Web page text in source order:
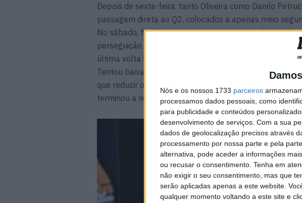
Nós e os nossos 1733 parceiros
processamos dados pessoais, como
para publicidade e conteúdos
desenvolvimento de serviços. Com a sua
dados de geolocalização precisos através
processamento por nossa parte e pela
alternativa, pode aceder a informações
ou recusar o consentimento. Tenha em
não exigir o seu consentimento, mas que
serão aplicadas apenas a este website.
qualquer momento voltando a este site e
Depois de sexta-feira. tanto Oliveira como Danilo
passagem direta ao Q2, colocados a apenas meio
No sábado, foi Oliveira quem foi o primeiro e único
perseguição ao Q1. O português foi o segundo mais
última volta lançada, e estava com um tempo para a
Tentou baixar ainda mais o seu tempo, mas deparou-
que reduzir o ritmo e conformar-se com o 12º lugar na
terminou a noite em 17º, enquanto Brad Binder estava